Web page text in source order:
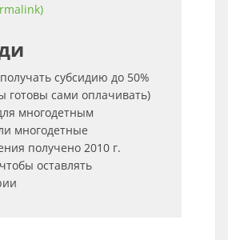
субсидию до 50%
готовы сами оплачивать)
многодетным
многодетные
получено 2010 г.
оставлять